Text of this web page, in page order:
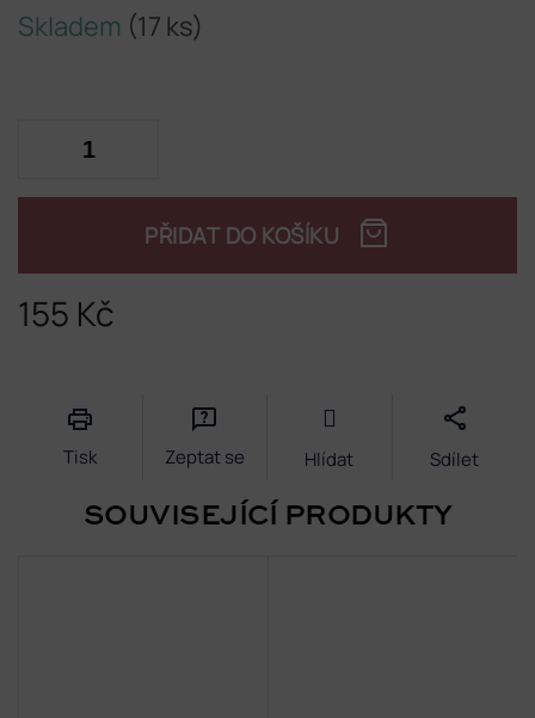
155 Kč
Skladem (17 ks)
PŘIDAT DO KOŠÍKU
Tisk Zeptat se Hlídat Sdílet
SOUVISEJÍCÍ PRODUKTY